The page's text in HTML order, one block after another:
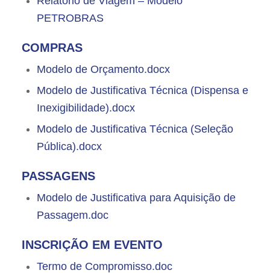
PETROBRAS
COMPRAS
Modelo de Orçamento.docx
Modelo de Justificativa Técnica (Dispensa e
Inexigibilidade).docx
Modelo de Justificativa Técnica (Seleção
Pública).docx
PASSAGENS
Modelo de Justificativa para Aquisição de
Passagem.doc
INSCRIÇÃO EM EVENTO
Termo de Compromisso.doc